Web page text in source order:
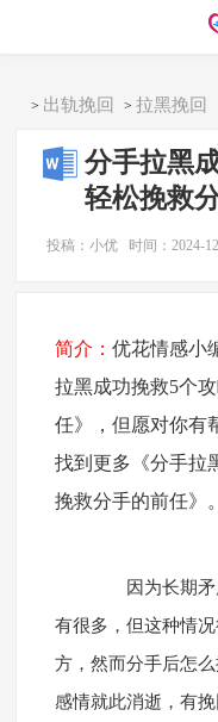
> 出轨挽回 >拉黑挽回
分手拉黑
轻松挽救
投稿：小优 时间：2024-
简介： 优花情感小
拉黑成功挽救5个
任》，但愿对你有
找到更多《分手拉
挽救分手的前任》。
因为长期矛
有很多，但这种情
方，然而分手后怎
感情就此消逝，有